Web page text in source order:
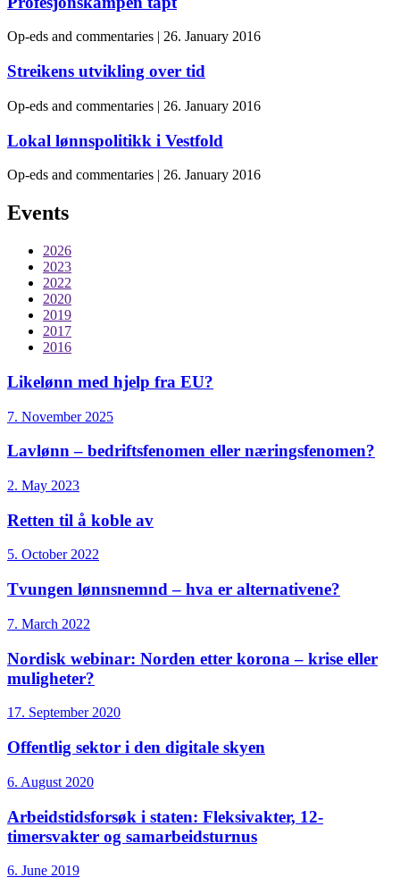
Op-eds and commentaries | 26. January 2016
Streikens utvikling over tid
Op-eds and commentaries | 26. January 2016
Lokal lønnspolitikk i Vestfold
Op-eds and commentaries | 26. January 2016
Events
2026
2023
2022
2020
2019
2017
2016
Likelønn med hjelp fra EU?
7. November 2025
Lavlønn – bedriftsfenomen eller næringsfenomen?
2. May 2023
Retten til å koble av
5. October 2022
Tvungen lønnsnemnd – hva er alternativene?
7. March 2022
Nordisk webinar: Norden etter korona – krise eller
muligheter?
17. September 2020
Offentlig sektor i den digitale skyen
6. August 2020
Arbeidstidsforsøk i staten: Fleksivakter, 12-
timersvakter og samarbeidsturnus
6. June 2019